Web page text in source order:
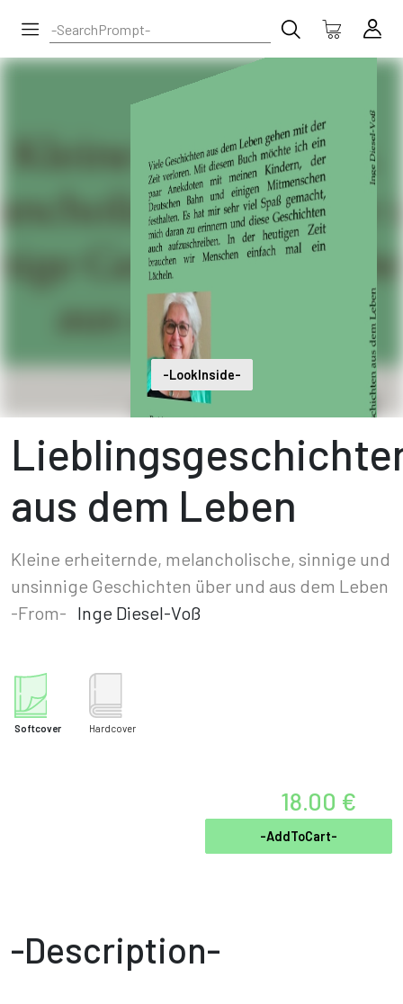
-LookInside-
aus dem Leben
Kleine erheiternde, melancholische, sinnige und
unsinnige Geschichten über und aus dem Leben
-From- Inge Diesel-Voß
Softcover Hardcover
18.00 €
-AddToCart-
-Description-